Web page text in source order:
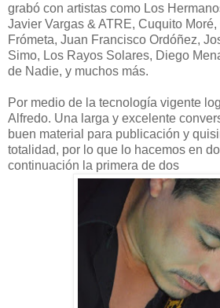
grabó con artistas como Los
Javier Vargas & ATRE, Cuquito
Frómeta, Juan Francisco Ordóñez,
Simo, Los Rayos Solares, Diego
de Nadie, y muchos más.
Por medio de la tecnología vigente
Alfredo. Una larga y excelente
buen material para publicación y
totalidad, por lo que lo hacemos en
continuación la primera de dos